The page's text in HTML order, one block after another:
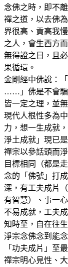
念佛之時，即不
禪之道，以去佛
界很高、貢高我
之人，會生西方
無得證之日，且
果循環。
金剛經中佛說：
……」佛是不會騙
皆一定之理，並
現代人根性多為
力，想一生成就
淨土成就」現已
禪宗以參話頭而
目標相同（都是
念的「佛號」打
深，有工夫成片
有智慧）、事一
不易成就，工夫
知時至，自在往生
淨宗念佛念到能
「功夫成片」至
禪宗明心見性、